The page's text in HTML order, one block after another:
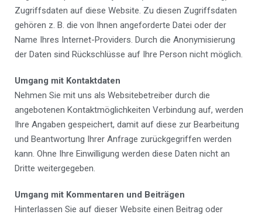
Zugriffsdaten auf diese Website. Zu diesen Zugriffsdaten
gehören z. B. die von Ihnen angeforderte Datei oder der
Name Ihres Internet-Providers. Durch die Anonymisierung
der Daten sind Rückschlüsse auf Ihre Person nicht möglich.
Umgang mit Kontaktdaten
Nehmen Sie mit uns als Websitebetreiber durch die
angebotenen Kontaktmöglichkeiten Verbindung auf, werden
Ihre Angaben gespeichert, damit auf diese zur Bearbeitung
und Beantwortung Ihrer Anfrage zurückgegriffen werden
kann. Ohne Ihre Einwilligung werden diese Daten nicht an
Dritte weitergegeben.
Umgang mit Kommentaren und Beiträgen
Hinterlassen Sie auf dieser Website einen Beitrag oder